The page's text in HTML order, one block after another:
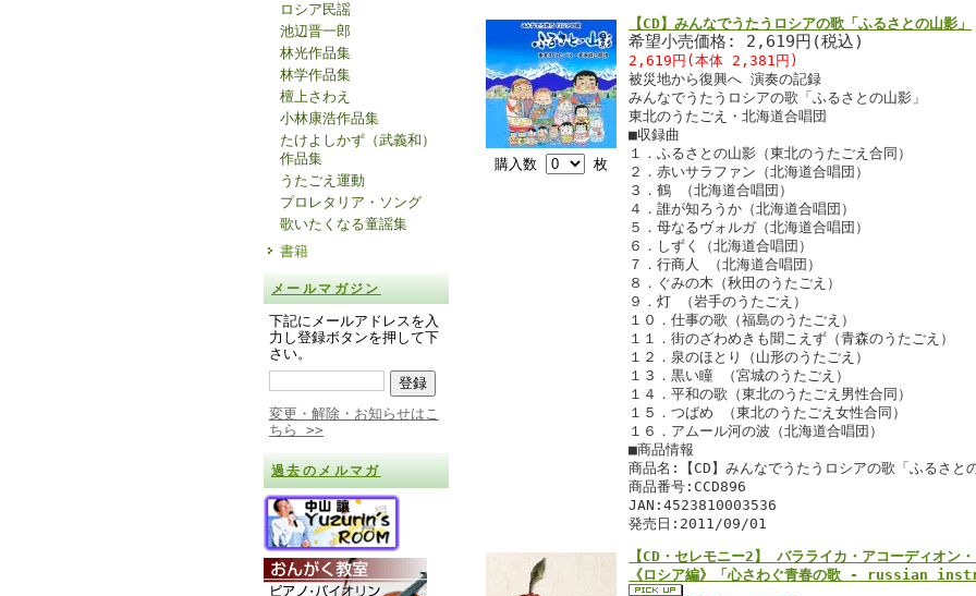
ロシア民謡
池辺晋一郎
林光作品集
林学作品集
檀上さわえ
小林康浩作品集
たけよしかず（武義和）
作品集
うたごえ運動
プロレタリア・ソング
歌いたくなる童謡集
書籍
メールマガジン
下記にメールアドレスを入
力し登録ボタンを押して下
さい。
変更・解除・お知らせはこ
ちら >>
過去のメルマガ
購入数 枚
【CD】みんなでうたうロシアの歌「ふるさとの山影」
希望小売価格: 2,619円(税込)
2,619円(本体 2,381円)
被災地から復興へ 演奏の記録
みんなでうたうロシアの歌「ふるさとの山影」
東北のうたごえ・北海道合唱団
■収録曲
１．ふるさとの山影（東北のうたごえ合同）
２．赤いサラファン（北海道合唱団）
３．鶴 （北海道合唱団）
４．誰が知ろうか（北海道合唱団）
５．母なるヴォルガ（北海道合唱団）
６．しずく（北海道合唱団）
７．行商人 （北海道合唱団）
８．ぐみの木（秋田のうたごえ）
９．灯 （岩手のうたごえ）
１０．仕事の歌（福島のうたごえ）
１１．街のざわめきも聞こえず（青森のうたごえ）
１２．泉のほとり（山形のうたごえ）
１３．黒い瞳 （宮城のうたごえ）
１４．平和の歌（東北のうたごえ男性合同）
１５．つばめ （東北のうたごえ女性合同）
１６．アムール河の波（北海道合唱団）
■商品情報
商品名:【CD】みんなでうたうロシアの歌「ふるさと
商品番号:CCD896
JAN:4523810003536
発売日:2011/09/01
【CD・セレモニー2】 バラライカ・アコーディオン
《ロシア編》「心さわぐ青春の歌 - russian